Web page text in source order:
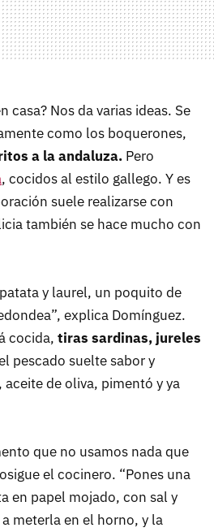
casa? Nos da varias ideas. Se
como los boquerones,
a la andaluza. Pero
, cocidos al estilo gallego. Y es
suele realizarse con
también se hace mucho con
y laurel, un poquito de
explica Domínguez.
cocida, tiras sardinas, jureles
pescado suelte sabor y
de oliva, pimentó y ya
que no usamos nada que
el cocinero. “Pones una
en papel mojado, con sal y
meterla en el horno, y la